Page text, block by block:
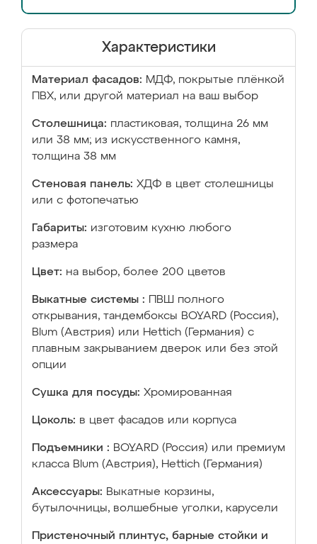
Характеристики
Материал фасадов: МДФ, покрытые плёнкой
ПВХ, или другой материал на ваш выбор
Столешница: пластиковая, толщина 26 мм
или 38 мм; из искусственного камня,
толщина 38 мм
Стеновая панель: ХДФ в цвет столешницы
или с фотопечатью
Габариты: изготовим кухню любого
размера
Цвет: на выбор, более 200 цветов
Выкатные системы :
ПВШ полного
открывания, тандембоксы BOYARD (Россия),
Blum (Австрия) или Hettich (Германия) с
плавным закрыванием дверок или без этой
опции
Сушка для посуды: Хромированная
Цоколь: в цвет фасадов или корпуса
Подъемники : BOYARD (Россия) или премиум
класса Blum (Австрия), Hettich (Германия)
Аксессуары: Выкатные корзины,
бутылочницы, волшебные уголки, карусели
Пристеночный плинтус, барные стойки и